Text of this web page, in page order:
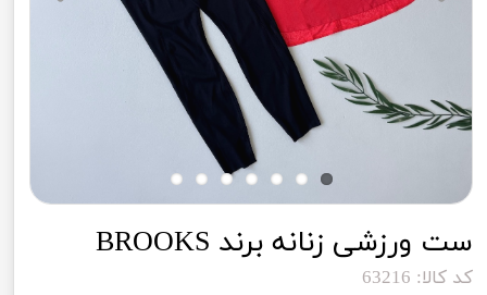
ست ورزشی زنانه برند BROOKS
کد کالا: 63216